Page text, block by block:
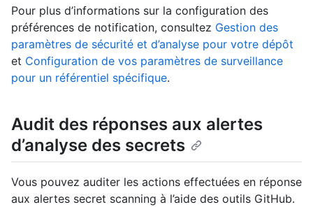
Pour plus d’informations sur la configuration des
préférences de notification, consultez Gestion des
paramètres de sécurité et d’analyse pour votre dépôt
et Configuration de vos paramètres de surveillance
pour un référentiel spécifique.
Audit des réponses aux alertes
d’analyse des secrets
Vous pouvez auditer les actions effectuées en réponse
aux alertes secret scanning à l’aide des outils GitHub.